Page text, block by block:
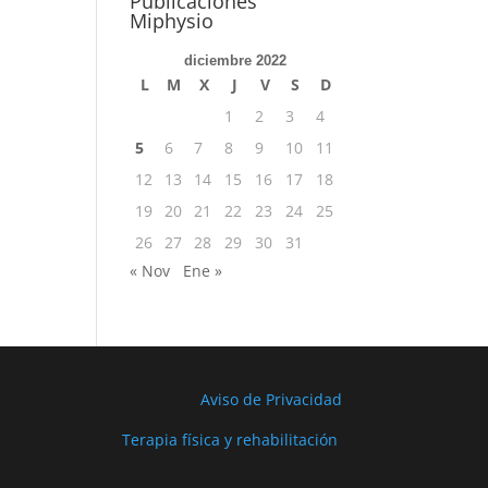
Miphysio
diciembre 2022
L M X J V S
D
1
2 3
4
5
6 7 8 9 10
11
12
13 14 15 16 17
18
19
20 21 22 23 24
25
26 27 28 29 30
31
« Nov
Ene »
Aviso de Privacidad
Terapia física y rehabilitación